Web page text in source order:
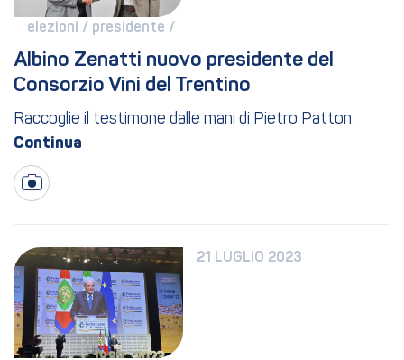
elezioni / presidente /
Albino Zenatti nuovo presidente del
Consorzio Vini del Trentino
Raccoglie il testimone dalle mani di Pietro Patton.
21 LUGLIO 2023